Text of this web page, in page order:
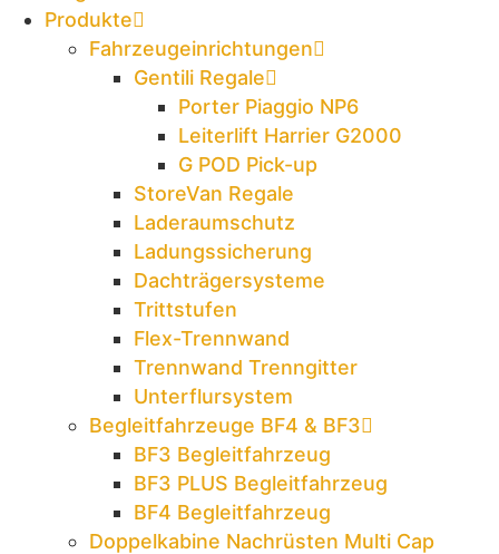
Produkte
Fahrzeugeinrichtungen
Gentili Regale
Porter Piaggio NP6
Leiterlift Harrier G2000
G POD Pick-up
StoreVan Regale
Laderaumschutz
Ladungssicherung
Dachträgersysteme
Trittstufen
Flex-Trennwand
Trennwand Trenngitter
Unterflursystem
Begleitfahrzeuge BF4 & BF3
BF3 Begleitfahrzeug
BF3 PLUS Begleitfahrzeug
BF4 Begleitfahrzeug
Doppelkabine Nachrüsten Multi Cap